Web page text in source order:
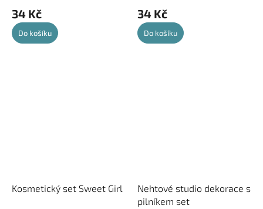
34 Kč
Do košíku
34 Kč
Do košíku
Kosmetický set Sweet Girl
Nehtové studio dekorace s
pilníkem set